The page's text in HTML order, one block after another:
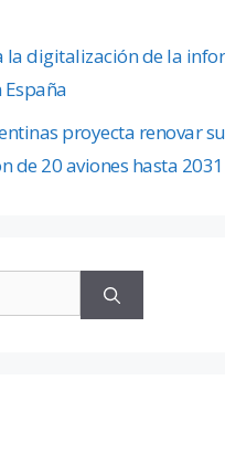
la digitalización de la
proyecta renovar
de 20 aviones hasta 2031